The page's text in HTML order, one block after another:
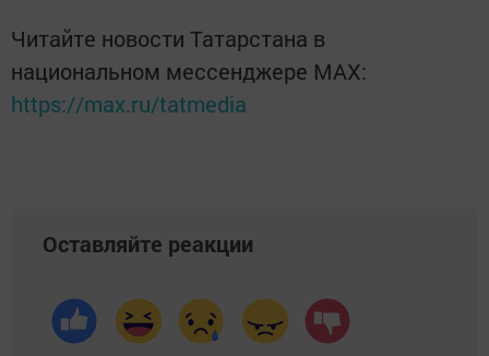
Читайте новости Татарстана в
национальном мессенджере MАХ:
https://max.ru/tatmedia
Оставляйте реакции